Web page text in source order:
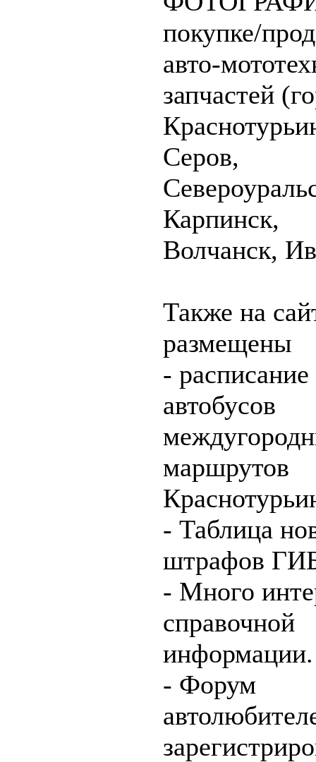
покупке/
авто-
запчастей
Серов,
Карпинск,
Волчанск,
Также на
размещены
- расписание
автобусов
маршрутов
- Таблица
штрафов
- Много
справочной
информации.
- Форум